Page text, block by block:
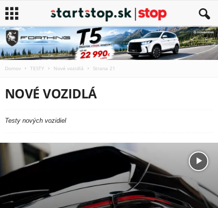
Domov TESTY Nové vozidlá Strana 21
NOVÉ VOZIDLÁ
Testy nových vozidiel